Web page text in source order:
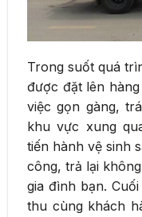
Trong suốt quá
được đặt lên
việc gọn gàng,
khu vực xung
tiến hành vệ sinh
công, trả lại
gia đình bạn.
thu cùng khách